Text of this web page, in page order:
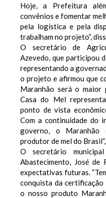
Hoje, a Prefeitura
convênios e fomentar
pela logística e pela
trabalham no projeto”,
O secretário de
Azevedo, que participou
representando a
o projeto e afirmou que
Maranhão será o maior
Casa do Mel
ponto de vista
Com a continuidade do
governo, o Maranhão
produtor de mel do
O secretário
Abastecimento, José de
expectativas futuras.
conquista da certificação
o nosso produto